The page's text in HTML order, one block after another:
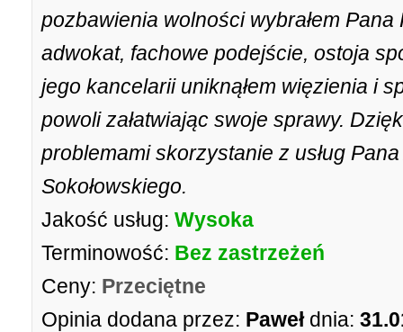
pozbawienia wolności wybrałem
adwokat, fachowe podejście, ostoja
jego kancelarii uniknąłem więzienia i
powoli załatwiając swoje sprawy.
problemami skorzystanie z usług
Sokołowskiego.
Jakość usług: Wysoka
Terminowość: Bez zastrzeżeń
Ceny: Przeciętne
Opinia dodana przez: Paweł dnia: